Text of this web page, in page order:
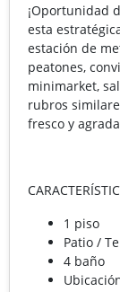
¡Oportunidad
esta
estación de
peatones,
minimarket,
rubros
fresco y
1 piso
Patio /
4 baño